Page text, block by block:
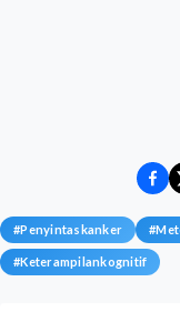
#Penyintaskanker #
#Keterampilankognitif